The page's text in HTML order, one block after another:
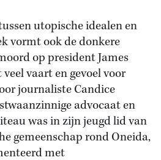
utopische idealen en
vormt ook de donkere
op president James
vaart en gevoel voor
journaliste Candice
advocaat en
was in zijn jeugd lid van
gemeenschap rond Oneida,
met